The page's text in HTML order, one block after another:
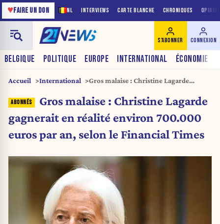
NL INTERVIEWS CARTE BLANCHE CHRONIQUES
♥FAIRE UN DON
BELGIQUE POLITIQUE EUROPE INTERNATIONAL ÉCONOMIE
S'ABONNER CONNEXION
Accueil International
Gros malaise : Christine Lagarde
euros par an, selon le Financial Times
Gros malaise : Christine Lagarde
gagnerait en réalité environ 700.000
euros par an, selon le Financial Times